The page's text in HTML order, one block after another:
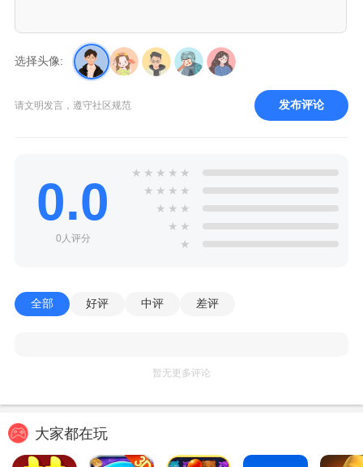
选择头像:
请文明发言，遵守社区规范 发布评论
0.0
0人评分
★ ★ ★ ★ ★
★ ★ ★ ★
★ ★ ★
★ ★
★
全部 好评 中评 差评
暂无更多评论
大家都在玩